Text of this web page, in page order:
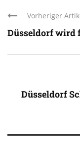
Vorheriger
Düsseldorf wird
Düsseldorf